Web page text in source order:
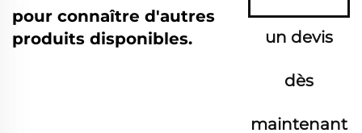
pour connaître d'autres
produits disponibles.
un devis
dès
maintenant